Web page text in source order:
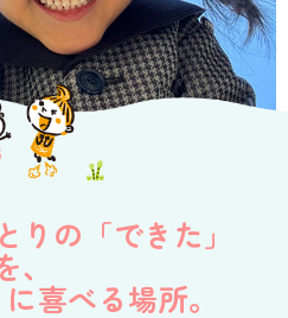
りの「できた」
、
喜べる場所。